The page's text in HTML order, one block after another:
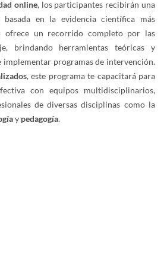
online, los participantes recibirán una
basada en la evidencia científica más
ofrece un recorrido completo por las
brindando herramientas teóricas y
implementar programas de intervención.
, este programa te capacitará para
con equipos multidisciplinarios,
de diversas disciplinas como la
y pedagogía.